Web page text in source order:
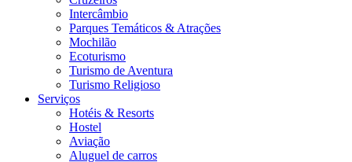
Intercâmbio
Parques Temáticos & Atrações
Mochilão
Ecoturismo
Turismo de Aventura
Turismo Religioso
Serviços
Hotéis & Resorts
Hostel
Aviação
Aluguel de carros